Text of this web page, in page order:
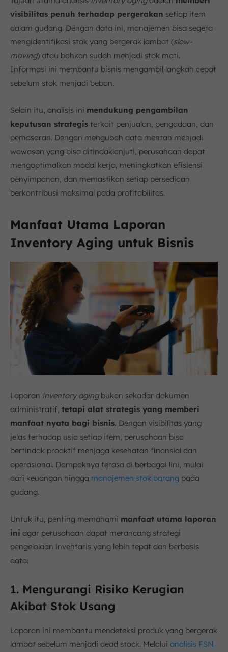
visibilitas penuh terhadap pergerakan setiap item
dalam gudang. Dengan data ini, manajemen bisa segera
mengidentifikasi stok yang bergerak lambat (slow-
moving) atau bahkan sudah menjadi stok mati.
Informasi ini membantu bisnis mengambil langkah cepat
sebelum stok menjadi beban.
Selain itu, analisis ini mendukung pengambilan
keputusan strategis terkait penjualan, pengadaan, dan
pemasaran. Dengan mengubah data mentah menjadi
wawasan yang bisa ditindaklanjuti, perusahaan dapat
mengoptimalkan modal kerja, meningkatkan efisiensi
penyimpanan, dan memastikan setiap persediaan
berkontribusi maksimal pada profitabilitas.
Manfaat Utama Laporan
Inventory Aging untuk Bisnis
Laporan inventory agingbukan sekadar dokumen
administratif, tetapi alat strategis yang memberi
manfaat nyata bagi bisnis. Dengan visibilitas yang
jelas terhadap usia setiap item, perusahaan bisa
bertindak proaktif menjaga kesehatan finansial dan
operasional. Dampaknya terasa di berbagai lini, mulai
dari keuangan hingga manajemen stok barang pada
gudang.
Untuk itu, penting memahami manfaat utama laporan
ini agar perusahaan dapat merancang strategi
pengelolaan inventaris yang lebih tepat dan berbasis
data:
1. Mengurangi Risiko Kerugian
Akibat Stok Usang
Laporan ini membantu mendeteksi produk yang bergerak
lambat sebelum menjadi dead stock. Melalui analisis FSN